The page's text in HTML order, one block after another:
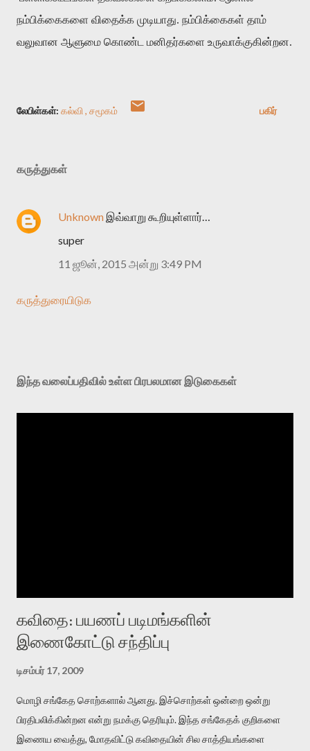
நம்பிக்கைகளை விதைக்க முடியாது. நம்பிக்கைகள் தாம்
வலுவான ஆளுமை கொண்ட மனிதர்களை உருவாக்குகின்றன.
லேபிள்கள்: கல்வி சமூகம் பகிர்
கருத்துகள்
Unknown இவ்வாறு கூறியுள்ளார்…
super
11 ஜூன், 2015 அன்று 3:49 PM
கருத்துரையிடுக
இந்த வலைப்பதிவில் உள்ள பிரபலமான இடுகைகள்
கவிதை: பயணப் படிமங்களின்
இணைகோட்டு சந்திப்பு
டிசம்பர் 17, 2009
மொழி சங்கேத சொற்களால் ஆனது. இச்சொற்கள் ஒன்றை ஒன்று
பிரதிபலிக்கின்றன என்று நமக்கு தெரியும். இந்த சங்கேதக் குறிகளை
இணைய வைத்து, மோதவிட்டு கவிதையின் சில சாத்தியங்களை